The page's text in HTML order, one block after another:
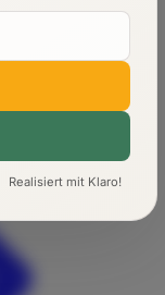
Realisiert mit Klaro!